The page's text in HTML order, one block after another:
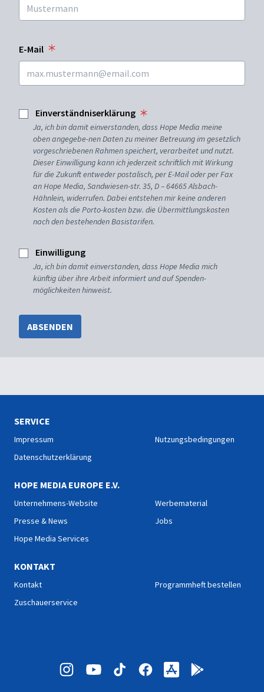
E-Mail
Einverständniserklärung
Ja, ich bin damit einverstanden, dass Hope Media meine
oben angegebe-nen Daten zu meiner Betreuung im gesetzlich
vorgeschriebenen Rahmen speichert, verarbeitet und nutzt.
Dieser Einwilligung kann ich jederzeit schriftlich mit Wirkung
für die Zukunft entweder postalisch, per E-Mail oder per Fax
an Hope Media, Sandwiesen-str. 35, D – 64665 Alsbach-
Hähnlein, widerrufen. Dabei entstehen mir keine anderen
Kosten als die Porto-kosten bzw. die Übermittlungskosten
nach den bestehenden Basistarifen.
Einwilligung
Ja, ich bin damit einverstanden, dass Hope Media mich
künftig über ihre Arbeit informiert und auf Spenden-
möglichkeiten hinweist.
ABSENDEN
SERVICE
Impressum
Datenschutzerklärung
Nutzungsbedingungen
HOPE MEDIA EUROPE E.V.
Unternehmens-Website
Presse & News
Hope Media Services
Werbematerial
Jobs
KONTAKT
Kontakt
Zuschauerservice
Programmheft bestellen